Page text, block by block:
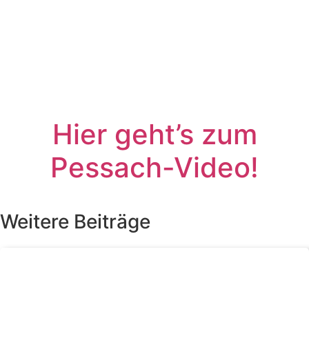
Hier geht’s zum
Pessach-Video!
Weitere Beiträge